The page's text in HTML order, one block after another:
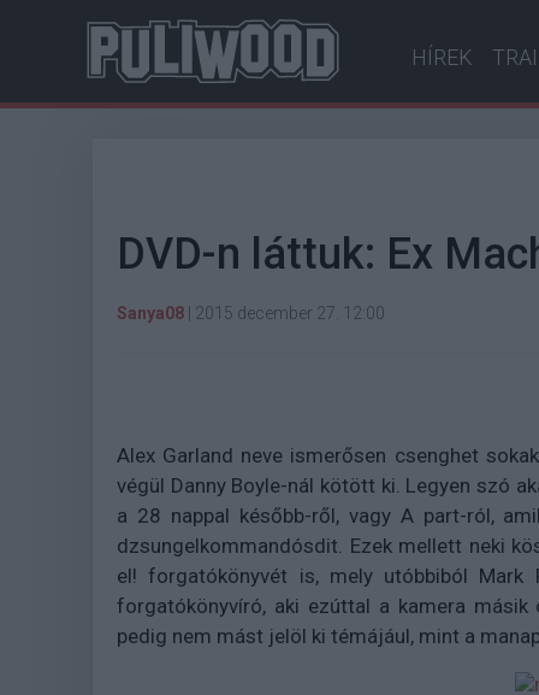
HÍREK
DVD-n láttuk: Ex
Sanya08 2015 december 27. 12:00
Alex Garland neve ismerősen csenghet
végül Danny Boyle-nál kötött ki. Legyen szó
a 28 nappal később-ről, vagy A part-ról,
dzsungelkommandósdit. Ezek mellett neki
el! forgatókönyvét is, mely utóbbiból
forgatókönyvíró, aki ezúttal a kamera
pedig nem mást jelöl ki témájául, mint a